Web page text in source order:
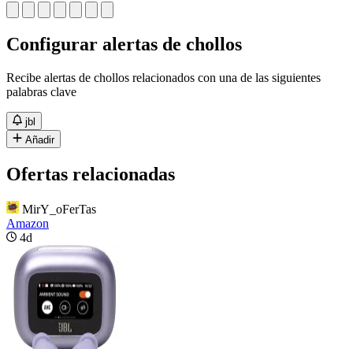
Configurar alertas de chollos
Recibe alertas de chollos relacionados con una de las siguientes
palabras clave
jbl
Añadir
Ofertas relacionadas
MirY_oFerTas
Amazon
4d